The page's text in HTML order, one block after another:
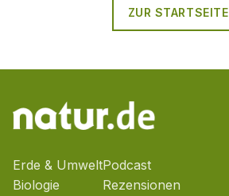
ZUR STARTSEITE
Erde & Umwelt
Biologie
Podcast
Rezensionen